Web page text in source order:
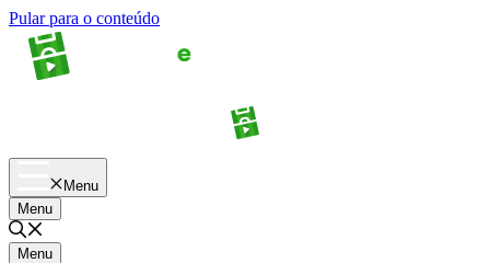
Pular para o conteúdo
Menu
Menu
Menu